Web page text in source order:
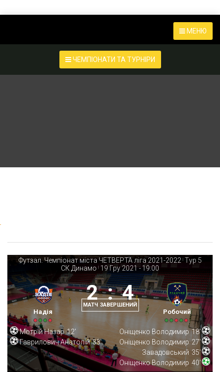
МЕНЮ
ЧЕМПІОНАТИ ТА ТУРНІРИ
Футзал. Чемпіонат міста ЧЕТВЕРТА ліга 2021-2022 | Тур 5
СК Динамо | 19 Гру 2021- 19:00
Надія
2 : 4
МАТЧ ЗАВЕРШЕНИЙ
Робочий
Мотрій Назар 12'
Гаврилович Анатолій 33'
Оніщенко Володимир 18'
Оніщенко Володимир 27'
Завадовський 35'
Оніщенко Володимир 40'